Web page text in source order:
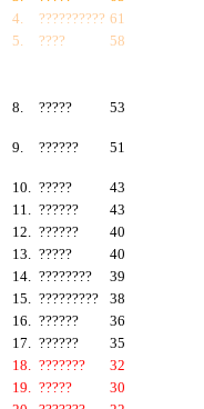
4.
?????????? 61
5.
????
58
8.
????? 53
9. ?????? 51
10. ?????
43
11. ??????
43
12. ??????
40
13. ?????
40
14. ????????
39
15. ?????????
38
16. ??????
36
17. ??????
35
18. ???????
32
19. ?????
30